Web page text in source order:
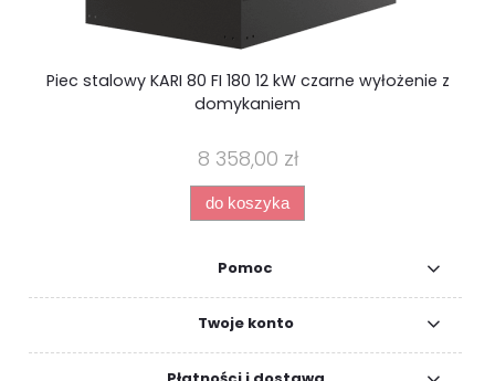
Piec stalowy KARI 80 FI 180 12 kW czarne wyłożenie z
domykaniem
8 358,00 zł
do koszyka
Pomoc
Twoje konto